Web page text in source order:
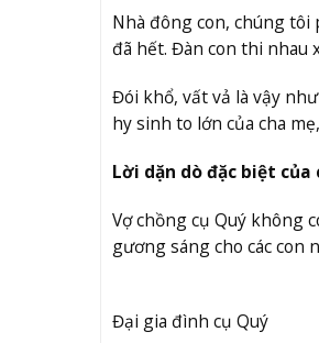
Nhà đông con, chúng tôi
đã hết. Đàn con thi nhau
Đói khổ, vất vả là vậy
hy sinh to lớn của cha
Lời dặn dò đặc biệt của
Vợ chồng cụ Quý không
gương sáng cho các con
Đại gia đình cụ Quý